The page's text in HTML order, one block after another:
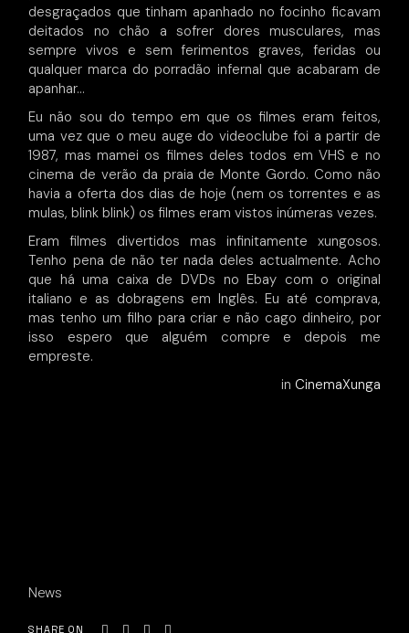
desgraçados que tinham apanhado no focinho ficavam
deitados no chão a sofrer dores musculares, mas
sempre vivos e sem ferimentos graves, feridas ou
qualquer marca do porradão infernal que acabaram de
apanhar…
Eu não sou do tempo em que os filmes eram feitos,
uma vez que o meu auge do videoclube foi a partir de
1987, mas mamei os filmes deles todos em VHS e no
cinema de verão da praia de Monte Gordo. Como não
havia a oferta dos dias de hoje (nem os torrentes e as
mulas, blink blink) os filmes eram vistos inúmeras vezes.
Eram filmes divertidos mas infinitamente xungosos.
Tenho pena de não ter nada deles actualmente. Acho
que há uma caixa de DVDs no Ebay com o original
italiano e as dobragens em Inglês. Eu até comprava,
mas tenho um filho para criar e não cago dinheiro, por
isso espero que alguém compre e depois me
empreste.
in CinemaXunga
News
SHARE ON